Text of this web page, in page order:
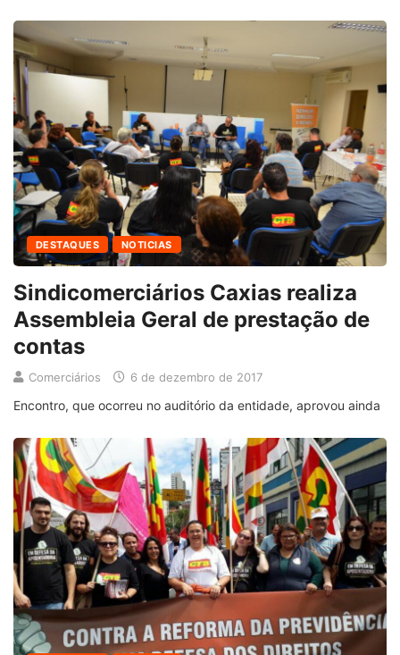
DESTAQUES NOTICIAS
Sindicomerciários Caxias realiza
Assembleia Geral de prestação de
contas
Comerciários 6 de dezembro de 2017
Encontro, que ocorreu no auditório da entidade, aprovou ainda